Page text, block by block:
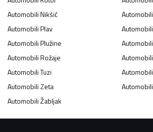
AutomobiliNikšić Automobili
AutomobiliPlav Automobili
AutomobiliPlužine Automobili
AutomobiliRožaje Automobili
AutomobiliTuzi Automobili
AutomobiliZeta Automobili
AutomobiliŽabljak